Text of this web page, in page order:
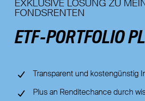
Nachhaltigkeit
Magazin
EXKLUSIVE LÖSUNG ZU
FONDSRENTEN
ETF-PORTFOLIO
Transparent und kostengünstig
Plus an Renditechance durch